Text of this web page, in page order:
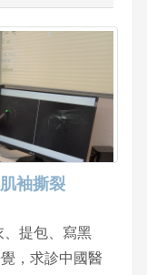
袖撕裂
、提包、寫黑
，求診中國醫